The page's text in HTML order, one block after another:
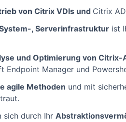
von Citrix VDIs und Citrix
, Serverinfrastruktur ist
und Optimierung von
Endpoint Manager und
agile Methoden und mit
sich durch Ihr